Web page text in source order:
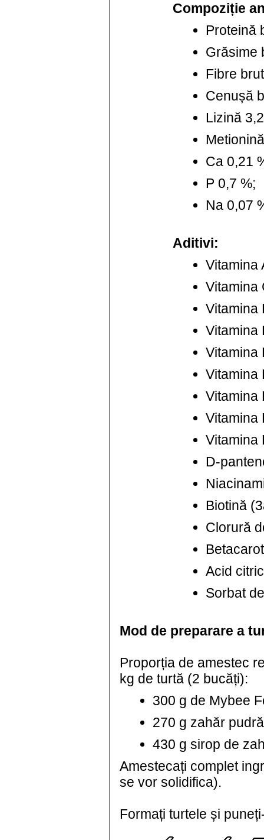
Compoziție
Proteină
Grăsime
Fibre
Cenușă
Lizină
Ca 0,21
P 0,7 %;
Na 0,07
Aditivi:
Vitamina
Vitamina
Vitamina
Vitamina
Vitamina
Vitamina
Vitamina
Vitamina
Vitamina
D-
Biotină
Clorură
Acid
Sorbat
Mod de preparare a
Proporția de amestec
kg de turtă (2 bucăți):
300 g de Mybee
270 g zahăr pudră
430 g sirop de
Amestecați complet
se vor solidifica).
Formați turtele și